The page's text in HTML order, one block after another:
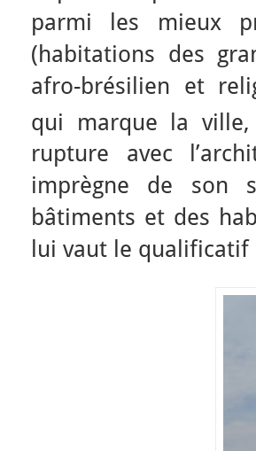
parmi les mieux
(habitations des
afro-brésilien et
qui marque la
rupture avec
imprègne de son
bâtiments et des
lui vaut le qualificatif